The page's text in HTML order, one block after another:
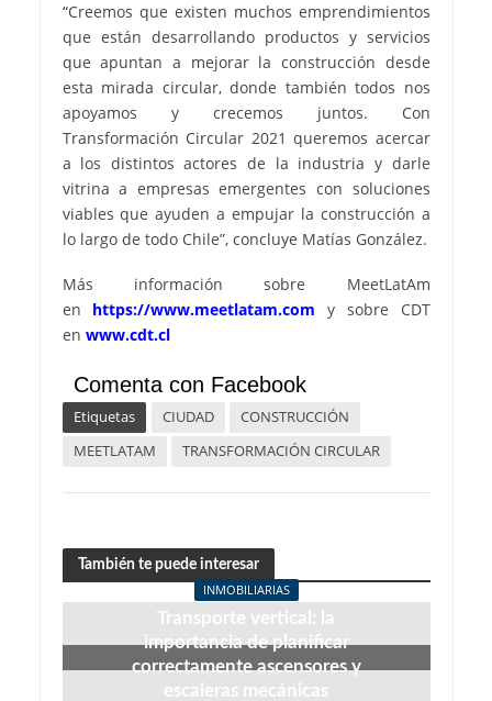
“Creemos que existen muchos emprendimientos
que están desarrollando productos y servicios
que apuntan a mejorar la construcción desde
esta mirada circular, donde también todos nos
apoyamos y crecemos juntos. Con
Transformación Circular 2021 queremos acercar
a los distintos actores de la industria y darle
vitrina a empresas emergentes con soluciones
viables que ayuden a empujar la construcción a
lo largo de todo Chile”, concluye Matías González.
Más información sobre MeetLatAm
en https://www.meetlatam.com y sobre CDT
en www.cdt.cl
Comenta con Facebook
Etiquetas CIUDAD
CONSTRUCCIÓN
MEETLATAM
TRANSFORMACIÓN CIRCULAR
También te puede interesar
INMOBILIARIAS
Transporte vertical: la
importancia de planificar
correctamente ascensores y
escaleras mecánicas